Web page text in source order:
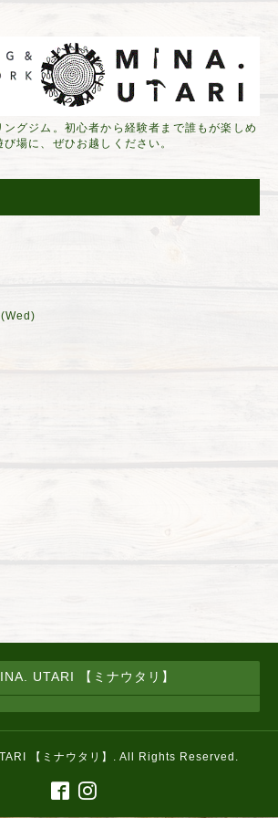
グジム。初心者から経験者まで誰もが楽しめ
び場に、ぜひお越しください。
UTARI 【ミナウタリ】
【ミナウタリ】 . All Rights Reserved.